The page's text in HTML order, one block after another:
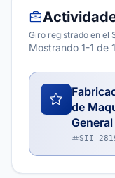
Giro registrado en el
Mostrando 1-1 de 1
de
General
SII